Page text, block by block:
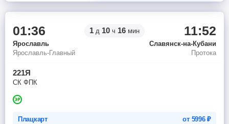
01:36 1 д 10 ч 16 мин 11:52
Ярославль
Славянск-на-Кубани
Ярославль-Главный
Протока
221Я
СК ФПК
Плацкарт от 5996₽